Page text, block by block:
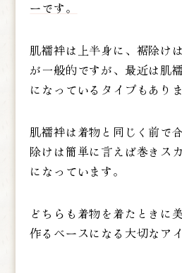
ーです。
肌襦袢は上半身に、裾除け
が一般的ですが、最近は肌
になっているタイプもありま
肌襦袢は着物と同じく前で
除けは簡単に言えば巻きス
になっています。
どちらも着物を着たときに
作るベースになる大切なア